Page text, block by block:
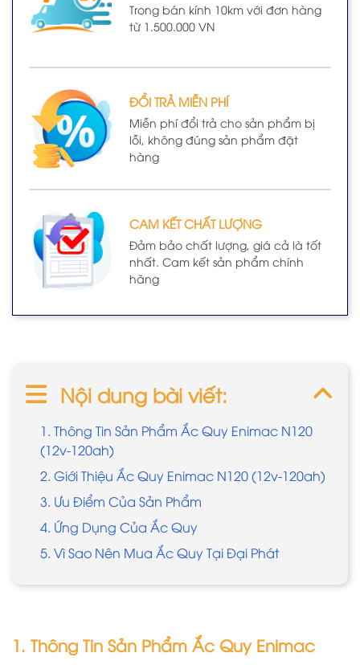
Trong bán kính 10km với đơn hàng
từ 1.500.000 VN
ĐỔI TRẢ MIỄN PHÍ
Miễn phí đổi trả cho sản phẩm bị
lỗi, không đúng sản phẩm đặt
hàng
CAM KẾT CHẤT LƯỢNG
Đảm bảo chất lượng, giá cả là tốt
nhất. Cam kết sản phẩm chính
hãng
Nội dung bài viết:
1. Thông Tin Sản Phẩm Ắc Quy Enimac N120
(12v-120ah)
2. Giới Thiệu Ắc Quy Enimac N120 (12v-120ah)
3. Ưu Điểm Của Sản Phẩm
4. Ứng Dụng Của Ắc Quy
5. Vì Sao Nên Mua Ắc Quy Tại Đại Phát
1. Thông Tin Sản Phẩm Ắc Quy Enimac